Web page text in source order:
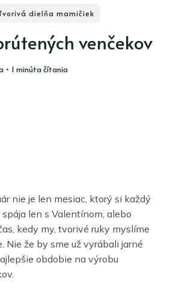
dielňa mamičiek
venčekov
• 1 minúta čítania
nie je len mesiac, ktorý si každý
spája len s Valentínom, alebo
kedy my, tvorivé ruky myslíme
Nie že by sme už vyrábali jarné
obdobie na výrobu